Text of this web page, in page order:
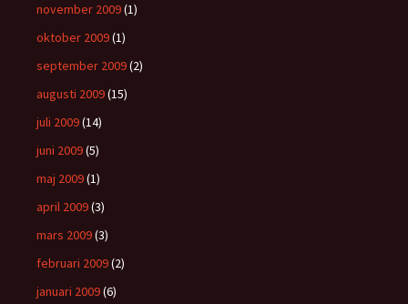
november 2009(1)
oktober 2009(1)
september 2009(2)
augusti 2009(15)
juli 2009(14)
juni 2009(5)
maj 2009(1)
april 2009(3)
mars 2009(3)
februari 2009(2)
januari 2009(6)